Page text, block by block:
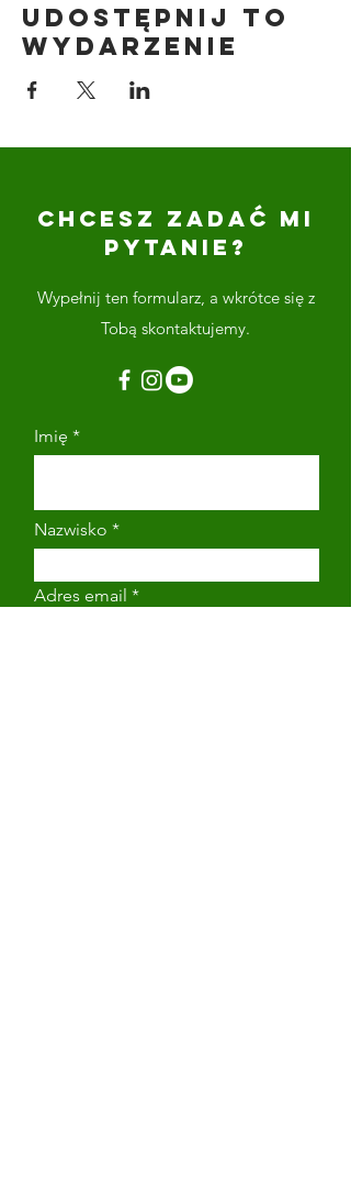
Udostępnij to
wydarzenie
CHCESZ ZADAĆ MI
PYTANIE?
Wypełnij ten formularz, a wkrótce się z
Tobą skontaktujemy.
Imię
Nazwisko
Adres email